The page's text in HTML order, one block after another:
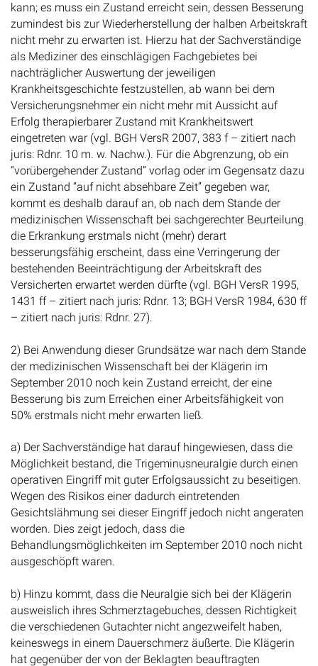
kann; es muss ein Zustand erreicht sein, dessen Besserung
zumindest bis zur Wiederherstellung der halben Arbeitskraft
nicht mehr zu erwarten ist. Hierzu hat der Sachverständige
als Mediziner des einschlägigen Fachgebietes bei
nachträglicher Auswertung der jeweiligen
Krankheitsgeschichte festzustellen, ab wann bei dem
Versicherungsnehmer ein nicht mehr mit Aussicht auf
Erfolg therapierbarer Zustand mit Krankheitswert
eingetreten war (vgl. BGH VersR 2007, 383 f – zitiert nach
juris: Rdnr. 10 m. w. Nachw.). Für die Abgrenzung, ob ein
“vorübergehender Zustand” vorlag oder im Gegensatz dazu
ein Zustand “auf nicht absehbare Zeit” gegeben war,
kommt es deshalb darauf an, ob nach dem Stande der
medizinischen Wissenschaft bei sachgerechter Beurteilung
die Erkrankung erstmals nicht (mehr) derart
besserungsfähig erscheint, dass eine Verringerung der
bestehenden Beeinträchtigung der Arbeitskraft des
Versicherten erwartet werden dürfte (vgl. BGH VersR 1995,
1431 ff – zitiert nach juris: Rdnr. 13; BGH VersR 1984, 630 ff
– zitiert nach juris: Rdnr. 27).
2) Bei Anwendung dieser Grundsätze war nach dem Stande
der medizinischen Wissenschaft bei der Klägerin im
September 2010 noch kein Zustand erreicht, der eine
Besserung bis zum Erreichen einer Arbeitsfähigkeit von
50% erstmals nicht mehr erwarten ließ.
a) Der Sachverständige hat darauf hingewiesen, dass die
Möglichkeit bestand, die Trigeminusneuralgie durch einen
operativen Eingriff mit guter Erfolgsaussicht zu beseitigen.
Wegen des Risikos einer dadurch eintretenden
Gesichtslähmung sei dieser Eingriff jedoch nicht angeraten
worden. Dies zeigt jedoch, dass die
Behandlungsmöglichkeiten im September 2010 noch nicht
ausgeschöpft waren.
b) Hinzu kommt, dass die Neuralgie sich bei der Klägerin
ausweislich ihres Schmerztagebuches, dessen Richtigkeit
die verschiedenen Gutachter nicht angezweifelt haben,
keineswegs in einem Dauerschmerz äußerte. Die Klägerin
hat gegenüber der von der Beklagten beauftragten